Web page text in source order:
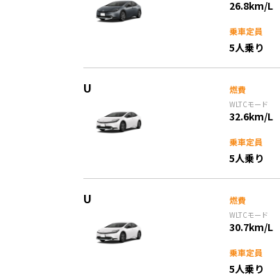
26.8km/L
乗車定員
5人乗り
U 燃費
WLTCモード
32.6km/L
乗車定員
5人乗り
U 燃費
WLTCモード
30.7km/L
乗車定員
5人乗り